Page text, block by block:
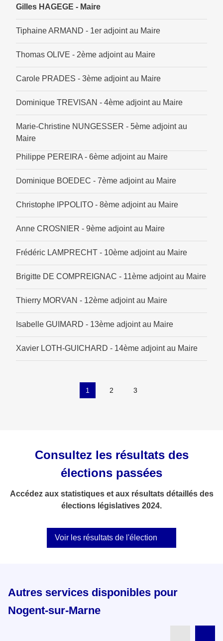
Gilles HAGEGE - Maire
Tiphaine ARMAND - 1er adjoint au Maire
Thomas OLIVE - 2ème adjoint au Maire
Carole PRADES - 3ème adjoint au Maire
Dominique TREVISAN - 4ème adjoint au Maire
Marie-Christine NUNGESSER - 5ème adjoint au
Maire
Philippe PEREIRA - 6ème adjoint au Maire
Dominique BOEDEC - 7ème adjoint au Maire
Christophe IPPOLITO - 8ème adjoint au Maire
Anne CROSNIER - 9ème adjoint au Maire
Frédéric LAMPRECHT - 10ème adjoint au Maire
Brigitte DE COMPREIGNAC - 11ème adjoint au Maire
Thierry MORVAN - 12ème adjoint au Maire
Isabelle GUIMARD - 13ème adjoint au Maire
Xavier LOTH-GUICHARD - 14ème adjoint au Maire
1 2 3
Consultez les résultats des
élections passées
Accédez aux statistiques et aux résultats détaillés des
élections législatives 2024.
Voir les résultats de l'élection
Autres services disponibles pour
Nogent-sur-Marne